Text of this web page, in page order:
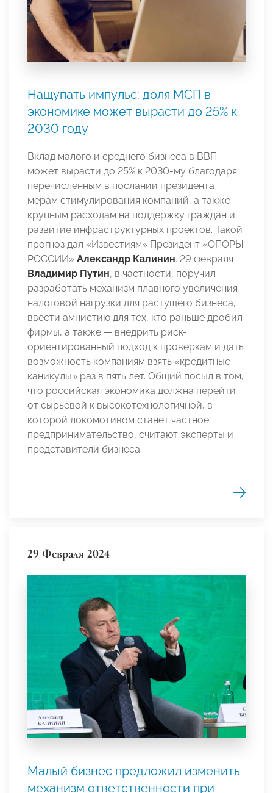
Нащупать импульс: доля МСП в
экономике может вырасти до 25% к
2030 году
Вклад малого и среднего бизнеса в ВВП
может вырасти до 25% к 2030-му благодаря
перечисленным в послании президента
мерам стимулирования компаний, а также
крупным расходам на поддержку граждан и
развитие инфраструктурных проектов. Такой
прогноз дал «Известиям» Президент «ОПОРЫ
РОССИИ» Александр Калинин. 29 февраля
Владимир Путин, в частности, поручил
разработать механизм плавного увеличения
налоговой нагрузки для растущего бизнеса,
ввести амнистию для тех, кто раньше дробил
фирмы, а также — внедрить риск-
ориентированный подход к проверкам и дать
возможность компаниям взять «кредитные
каникулы» раз в пять лет. Общий посыл в том,
что российская экономика должна перейти
от сырьевой к высокотехнологичной, в
которой локомотивом станет частное
предпринимательство, считают эксперты и
представители бизнеса.
29 Февраля 2024
Малый бизнес предложил изменить
механизм ответственности при